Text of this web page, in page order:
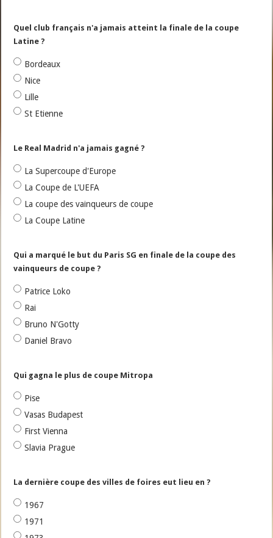
Quel club français n'a jamais atteint la finale de la coupe
Latine ?
Bordeaux
Nice
Lille
St Etienne
Le Real Madrid n'a jamais gagné ?
La Supercoupe d'Europe
La Coupe de L'UEFA
La coupe des vainqueurs de coupe
La Coupe Latine
Qui a marqué le but du Paris SG en finale de la coupe des
vainqueurs de coupe ?
Patrice Loko
Rai
Bruno N'Gotty
Daniel Bravo
Qui gagna le plus de coupe Mitropa
Pise
Vasas Budapest
First Vienna
Slavia Prague
La dernière coupe des villes de foires eut lieu en ?
1967
1971